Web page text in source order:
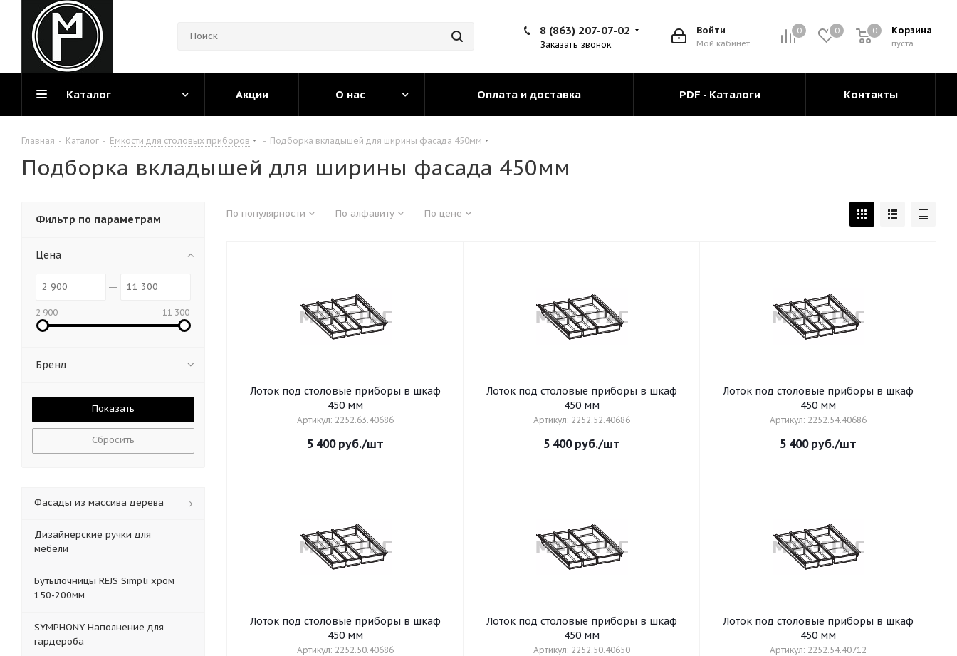
0 0 Корзина
0
пуста
0
Войти
Мой кабинет
8 (863) 207-07-02
Заказать звонок
Каталог Акции О нас Оплата и доставка PDF - Каталоги Контакты
Главная - Каталог - Емкости для столовых приборов - Подборка вкладышей для ширины фасада 450мм
Подборка вкладышей для ширины фасада 450мм
По популярности По алфавиту По цене
Лоток под столовые приборы в шкаф
450 мм
Артикул: 2252.63.40686
5 400руб./шт
Лоток под столовые приборы в шкаф
450 мм
Артикул: 2252.52.40686
5 400руб./шт
Лоток под столовые приборы в шкаф
450 мм
Артикул: 2252.54.40686
5 400руб./шт
Лоток под столовые приборы в шкаф
450 мм
Артикул: 2252.50.40686
Лоток под столовые приборы в шкаф
450 мм
Артикул: 2252.50.40650
Лоток под столовые приборы в шкаф
450 мм
Артикул: 2252.54.40712
Фильтр по параметрам
Цена
2 900 11 300
Бренд
Сбросить
Фасады из массива дерева
Дизайнерские ручки для
мебели
Бутылочницы REJS Simpli хром
150-200мм
SYMPHONY Наполнение для
гардероба